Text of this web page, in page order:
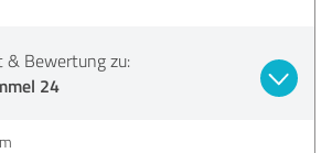
& Bewertung zu:
24